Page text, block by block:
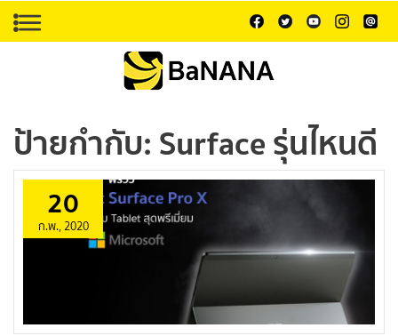
ป้ายกำกับ:Surface รุ่นไหนดี
20
ก.พ., 2020